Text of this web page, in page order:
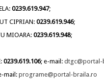
0239.619.947;
CIPRIAN:0239.619.946;
MIOARA:0239.619.948;
0239.619.106; e-mail:
mail:programe@portal-braila.ro